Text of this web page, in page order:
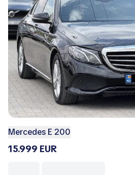
Mercedes E 200
15.999 EUR